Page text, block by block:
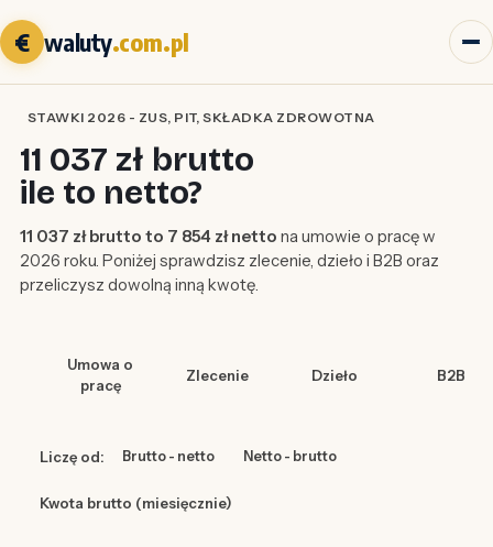
€ waluty.com.pl
STAWKI 2026 - ZUS, PIT, SKŁADKA ZDROWOTNA
11 037 zł brutto
ile to netto?
11 037 zł brutto to 7 854 zł netto na umowie o pracę w
2026 roku. Poniżej sprawdzisz zlecenie, dzieło i B2B oraz
przeliczysz dowolną inną kwotę.
Umowa o
pracę
Zlecenie Dzieło B2B
Liczę od: Brutto - netto Netto - brutto
Kwota brutto (miesięcznie)